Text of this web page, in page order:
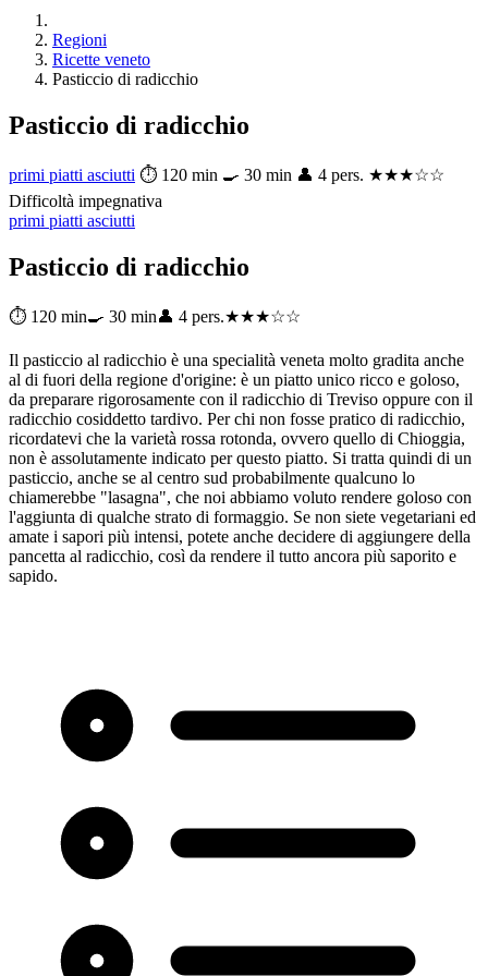
Regioni
Ricette veneto
Pasticcio di radicchio
Pasticcio di radicchio
primi piatti asciutti ⏱ 120 min 🍳 30 min 👤 4 pers. ★★★☆☆
Difficoltà impegnativa
primi piatti asciutti
Pasticcio di radicchio
⏱ 120 min🍳 30 min👤 4 pers.★★★☆☆
Il pasticcio al radicchio è una specialità veneta molto gradita anche
al di fuori della regione d'origine: è un piatto unico ricco e goloso,
da preparare rigorosamente con il radicchio di Treviso oppure con il
radicchio cosiddetto tardivo. Per chi non fosse pratico di radicchio,
ricordatevi che la varietà rossa rotonda, ovvero quello di Chioggia,
non è assolutamente indicato per questo piatto. Si tratta quindi di un
pasticcio, anche se al centro sud probabilmente qualcuno lo
chiamerebbe "lasagna", che noi abbiamo voluto rendere goloso con
l'aggiunta di qualche strato di formaggio. Se non siete vegetariani ed
amate i sapori più intensi, potete anche decidere di aggiungere della
pancetta al radicchio, così da rendere il tutto ancora più saporito e
sapido.